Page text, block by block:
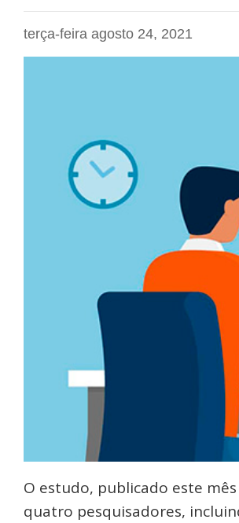
terça-feira agosto 24, 2021
O estudo, publicado este
quatro pesquisadores,